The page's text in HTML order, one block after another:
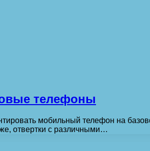
телефоны
мобильный телефон на
отвертки с различными…